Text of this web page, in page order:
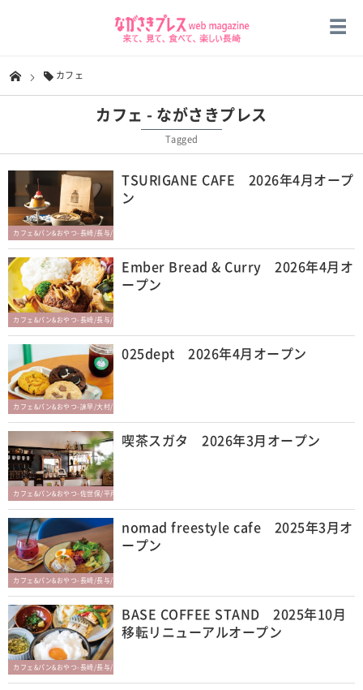
カフェ
カフェ - ながさきプレス
Tagged
カフェ&パン&おやつ-長崎/長与/時津
TSURIGANE CAFE 2026年4月オープ
ン
カフェ&パン&おやつ-長崎/長与/時津
Ember Bread & Curry 2026年4月オ
ープン
カフェ&パン&おやつ-諫早/大村/東彼杵
025dept 2026年4月オープン
カフェ&パン&おやつ-佐世保/平戸/松浦/西海
喫茶スガタ 2026年3月オープン
カフェ&パン&おやつ-長崎/長与/時津
nomad freestyle cafe 2025年3月オ
ープン
カフェ&パン&おやつ-長崎/長与/時津
BASE COFFEE STAND 2025年10月
移転リニューアルオープン